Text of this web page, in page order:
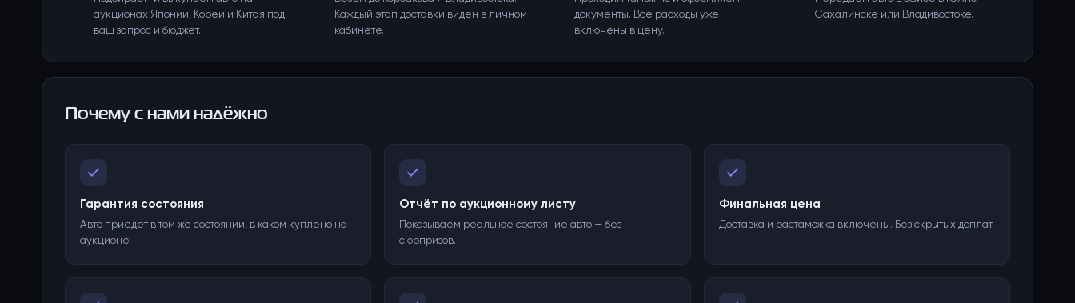
аукционах Японии, Кореи и Китая под
ваш запрос и бюджет.
Каждый этап доставки виден в личном
кабинете.
документы. Все расходы уже
включены в цену.
Сахалинске или Владивостоке.
Почему с нами надёжно
Гарантия состояния
Авто приедет в том же состоянии, в каком куплено на
аукционе.
Отчёт по аукционному листу
Показываем реальное состояние авто — без
сюрпризов.
Финальная цена
Доставка и растаможка включены. Без скрытых доплат.